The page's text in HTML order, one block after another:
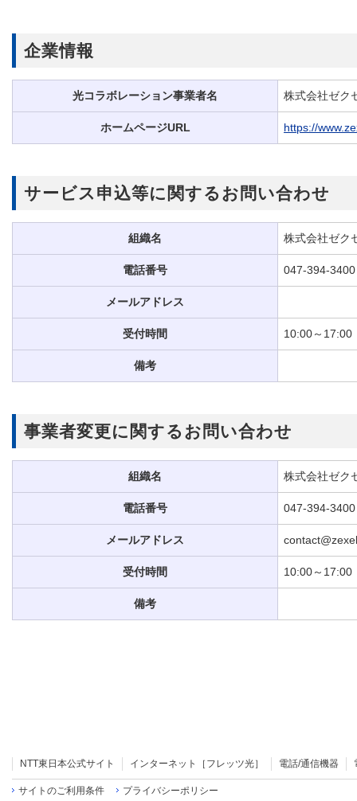
企業情報
光コラボレーション事業者名 株式会社ゼク
ホームページURL https://
サービス申込等に関するお問い合わせ
組織名 株式会社ゼク
電話番号 047-394-3400
メールアドレス
受付時間 10:00～17:00
備考
事業者変更に関するお問い合わせ
組織名 株式会社ゼク
電話番号 047-394-3400
メールアドレス
受付時間 10:00～17:00
備考
NTT東日本公式サイト インターネット［フレッツ光］ 電話/通信機器
サイトのご利用条件 プライバシーポリシー